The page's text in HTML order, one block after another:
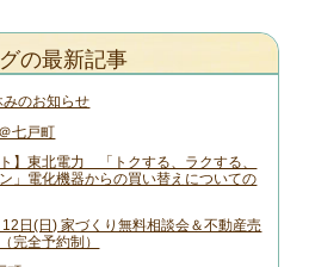
の最新記事
のお知らせ
七戸町
ト】東北電力 「トクする、ラクする、
」電化機器からの買い替えについての
日(日) 家づくり無料相談会＆不動産売
完全予約制）